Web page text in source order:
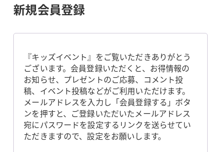
新規会員登録
『キッズイベント』をご覧いただきありがとう
ございます。会員登録いただくと、お得情報の
お知らせ、プレゼントのご応募、コメント投
稿、イベント投稿などがご利用いただけます。
メールアドレスを入力し「会員登録する」ボタ
ンを押すと、ご登録いただいたメールアドレス
宛にパスワードを設定するリンクを送らせてい
ただきますので、設定をお願いします。